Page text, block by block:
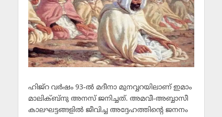
ഹിജ്‌റ വര്‍ഷം 93-ല്‍ മദീനാ മുനവ്വറയിലാണ് ഇമാം
മാലിക്ബ്‌നു അനസ് ജനിച്ചത്. അമവീ-അബ്ബാസീ
കാലഘട്ടങ്ങളില്‍ ജീവിച്ച അദ്ദേഹത്തിന്റെ ജനനം